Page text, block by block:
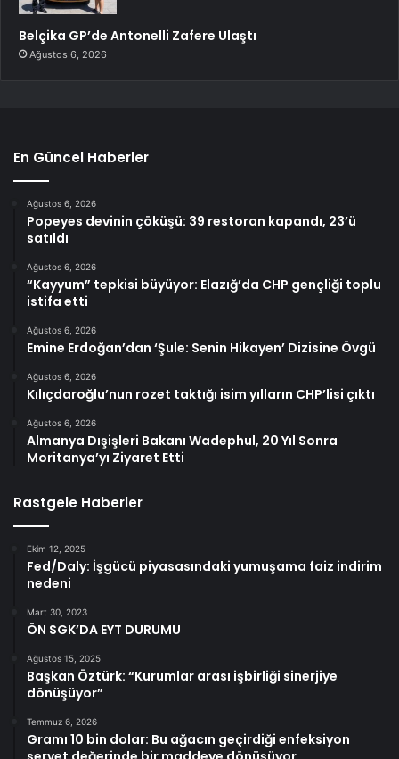
Belçika GP’de Antonelli Zafere Ulaştı
Ağustos 6, 2026
En Güncel Haberler
Ağustos 6, 2026
Popeyes devinin çöküşü: 39 restoran kapandı, 23’ü
satıldı
Ağustos 6, 2026
“Kayyum” tepkisi büyüyor: Elazığ’da CHP gençliği toplu
istifa etti
Ağustos 6, 2026
Emine Erdoğan’dan ‘Şule: Senin Hikayen’ Dizisine Övgü
Ağustos 6, 2026
Kılıçdaroğlu’nun rozet taktığı isim yılların CHP’lisi çıktı
Ağustos 6, 2026
Almanya Dışişleri Bakanı Wadephul, 20 Yıl Sonra
Moritanya’yı Ziyaret Etti
Rastgele Haberler
Ekim 12, 2025
Fed/Daly: İşgücü piyasasındaki yumuşama faiz indirim
nedeni
Mart 30, 2023
ÖN SGK’DA EYT DURUMU
Ağustos 15, 2025
Başkan Öztürk: “Kurumlar arası işbirliği sinerjiye
dönüşüyor”
Temmuz 6, 2026
Gramı 10 bin dolar: Bu ağacın geçirdiği enfeksiyon